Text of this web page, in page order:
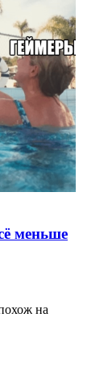
меньше
на